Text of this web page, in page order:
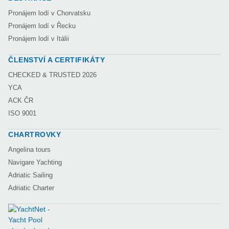
Pronájem lodí v Chorvatsku
Pronájem lodí v Řecku
Pronájem lodí v Itálii
ČLENSTVÍ A CERTIFIKÁTY
CHECKED & TRUSTED 2026
YCA
ACK ČR
ISO 9001
CHARTROVKY
Angelina tours
Navigare Yachting
Adriatic Sailing
Adriatic Charter